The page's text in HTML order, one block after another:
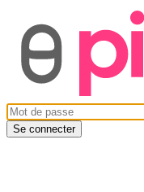
Se connecter